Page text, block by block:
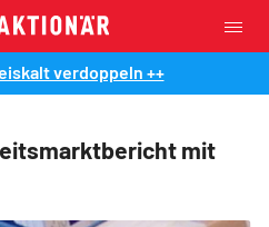
verdoppeln ++
mit